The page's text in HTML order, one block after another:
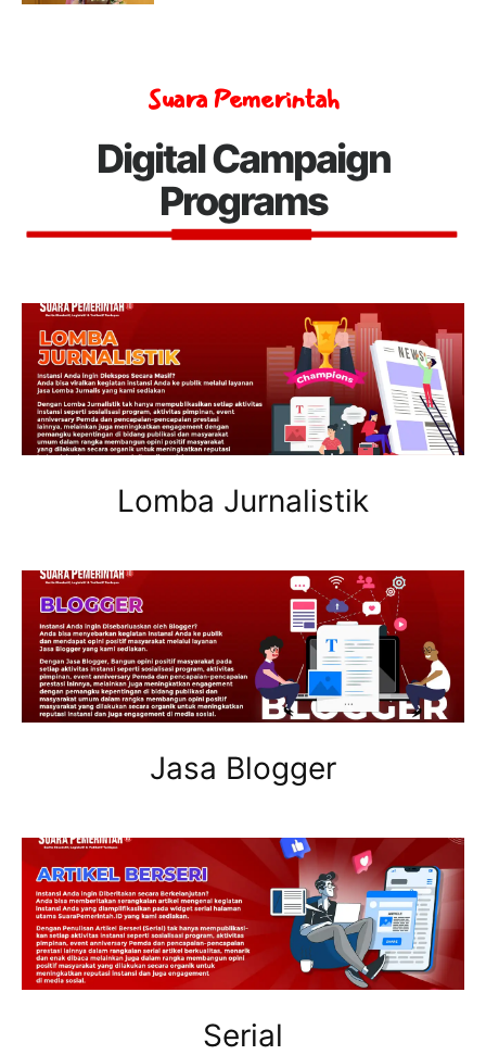
Suara Pemerintah
Digital Campaign
Programs
Lomba Jurnalistik
Jasa Blogger
Serial